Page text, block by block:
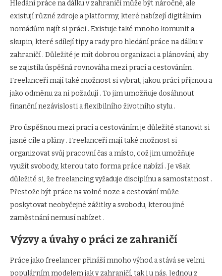
Hledání práce na dálku v zahraničí může být náročné, ale
existují různé zdroje a platformy, které nabízejí digitálním
nomádům najít si práci . Existuje také mnoho komunit a
skupin, které sdílejí tipy a rady pro hledání práce na dálku v
zahraničí . Důležité je mít dobrou organizaci a plánování, aby
se zajistila úspěšná rovnováha mezi prací a cestováním .
Freelanceři mají také možnost si vybrat, jakou práci přijmou a
jako odměnu za ni požadují . To jim umožňuje dosáhnout
finanční nezávislosti a flexibilního životního stylu .
Pro úspěšnou mezi prací a cestováním je důležité stanovit si
jasné cíle a plány . Freelanceři mají také možnost si
organizovat svůj pracovní čas a místo, což jim umožňuje
využít svobody, kterou tato forma práce nabízí . Je však
důležité si, že freelancing vyžaduje disciplínu a samostatnost .
Přestože být práce na volné noze a cestování může
poskytovat neobyčejné zážitky a svobodu, kterou jiné
zaměstnání nemusí nabízet .
Výzvy a úvahy o práci ze zahraničí
Práce jako freelancer přináší mnoho výhod a stává se velmi
populárním modelem jak v zahraničí, tak i u nás. Jednou z